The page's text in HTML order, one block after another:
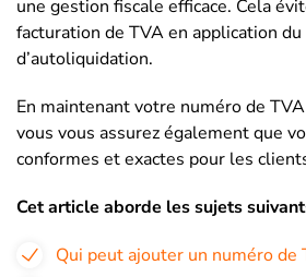
une gestion fiscale efficace. Cela
facturation de TVA en application du
d’autoliquidation.
En maintenant votre numéro de
vous vous assurez également que
conformes et exactes pour les
Cet article aborde les sujets
Qui peut ajouter un numéro de